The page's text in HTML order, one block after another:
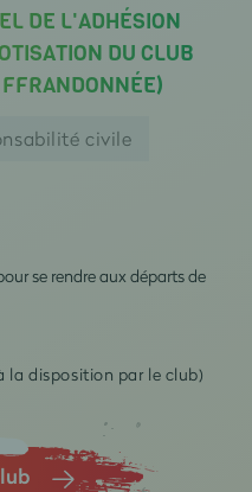
DE L'ADHÉSION
DU CLUB
civile
se rendre aux départs de
la disposition par le club)